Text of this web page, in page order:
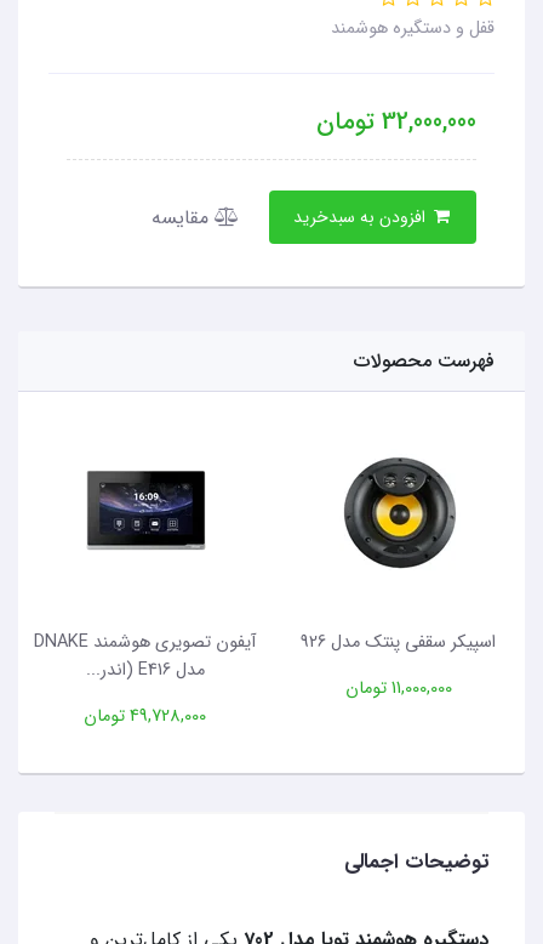
قفل و دستگیره هوشمند
32,000,000تومان
مقایسه
فهرست محصولات
اسپیکر سقفی پنتک مدل 926
11,000,000 تومان
آیفون تصویری هوشمند DNAKE
مدل E416 (اندر...
49,728,000 تومان
توضیحات اجمالی